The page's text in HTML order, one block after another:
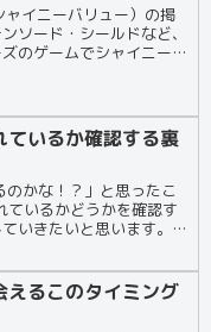
ャイニーバリュー）の掲
ソード・シールドなど、
のゲームでシャイニーポ
ているか確認する裏
かな！？」と思ったこ
ているかどうかを確認す
いきたいと思います。
えるこのタイミング